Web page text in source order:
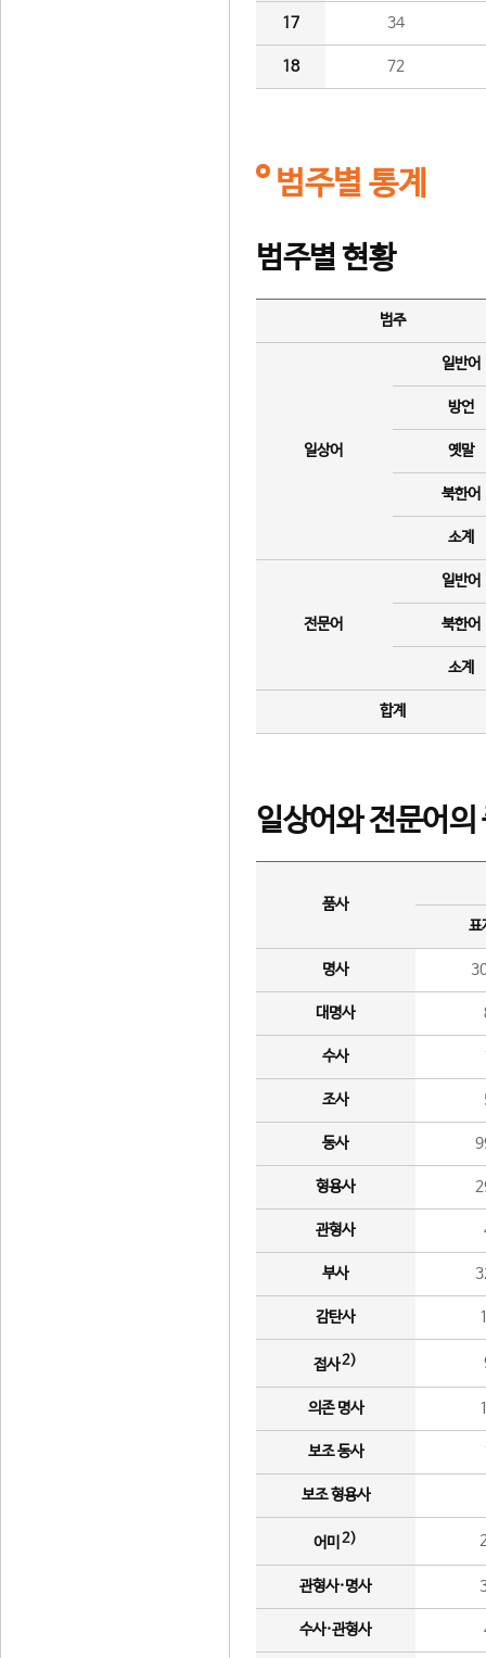
17 34
18 72
범주별 통계
범주별 현황
범주
일상어
일반어
방언
옛말
북한어
소계
전문어
일반어
북한어
소계
합계
일상어와 전문어의
품사
표
명사
대명사
수사
조사
동사
형용사
관형사
부사
감탄사
접사2)
의존 명사
보조 동사
보조 형용사
어미 2)
관형사·명사
수사·관형사